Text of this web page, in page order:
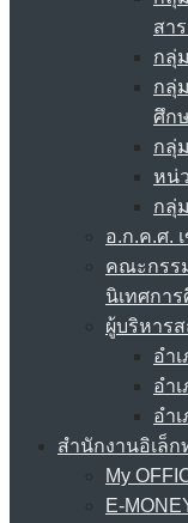
สา
กลุ่
กลุ่
ศึก
กลุ่
หน่
กลุ่
อ.ก.ค.ศ.
คณะกรร
นิเทศกา
ผู้บริหาร
อำ
อำ
อำ
สำนักงานอิเล็
My
E-